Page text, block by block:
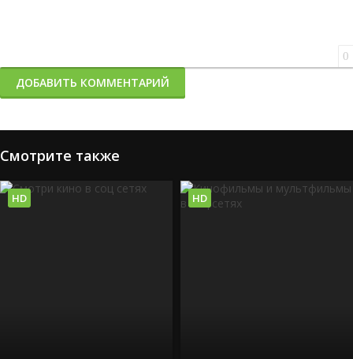
0
ДОБАВИТЬ КОММЕНТАРИЙ
Смотрите также
HD HD